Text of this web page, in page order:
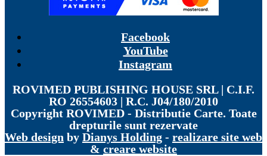
Facebook
YouTube
Instagram
ROVIMED PUBLISHING HOUSE SRL | C.I.F.
RO 26554603 | R.C. J04/180/2010
Copyright ROVIMED - Distributie Carte. Toate
drepturile sunt rezervate
Web design by Dianys Holding - realizare site web
& creare website